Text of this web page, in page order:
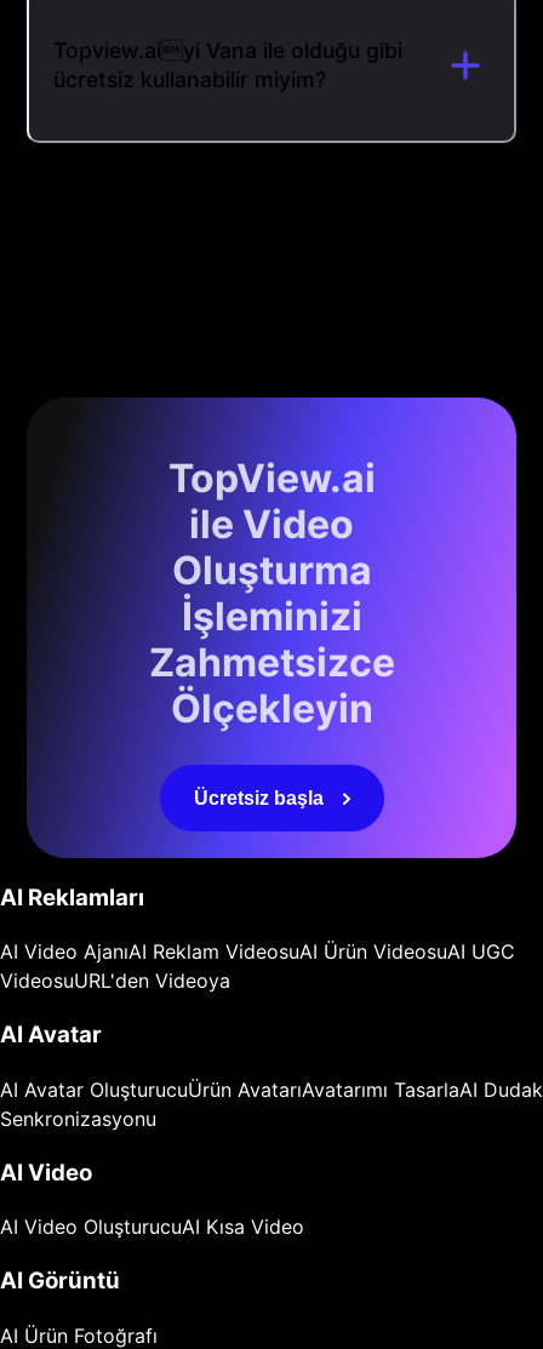
Topview.aiyi Vana ile olduğu gibi
ücretsiz kullanabilir miyim?
TopView.ai
ile Video
Oluşturma
İşleminizi
Zahmetsizce
Ölçekleyin
Ücretsiz başla
AI Reklamları
AI Video AjanıAI Reklam VideosuAI Ürün VideosuAI UGC
VideosuURL'den Videoya
AI Avatar
AI Avatar OluşturucuÜrün AvatarıAvatarımı TasarlaAI Dudak
Senkronizasyonu
AI Video
AI Video OluşturucuAI Kısa Video
AI Görüntü
AI Ürün Fotoğrafı